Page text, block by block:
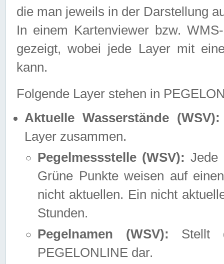
die man jeweils in der Darstellung
In einem Kartenviewer bzw.
gezeigt, wobei jede Layer mit
kann.
Folgende Layer stehen in
Aktuelle Wasserstände (WSV):
Layer zusammen.
Pegelmessstelle (WSV): Jede
Grüne Punkte weisen auf
nicht aktuellen. Ein nicht
Stunden.
Pegelnamen (WSV): Stellt
PEGELONLINE dar.